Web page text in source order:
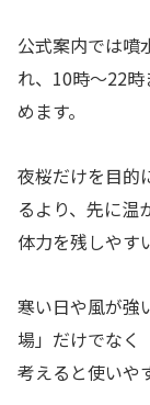
公式案内では噴
れ、10時〜22
めます。
夜桜だけを目的
るより、先に温
体力を残しやす
寒い日や風が強
場」だけでなく
考えると使いや